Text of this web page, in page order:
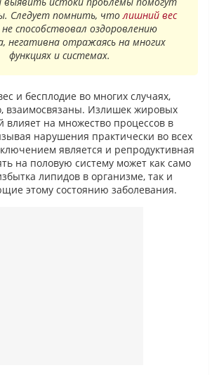
Следует помнить, чтолишний вес
не способствовал оздоровлению
негативна отражаясь на многих
функциях и системах.
и бесплодие во многих случаях,
взаимосвязаны. Излишек жировых
влияет на множество процессов в
нарушения практически во всех
является и репродуктивная
на половую систему может как само
липидов в организме, так и
этому состоянию заболевания.